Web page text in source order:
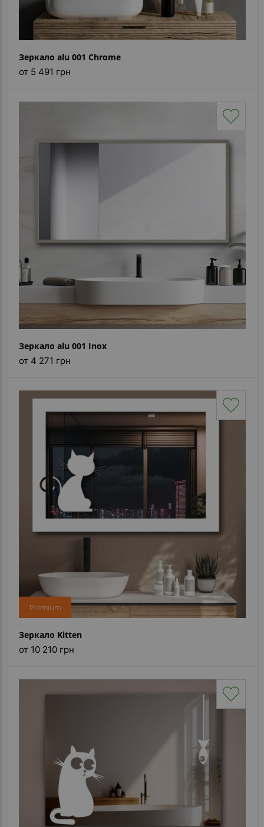
Зеркало alu 001 Chrome
от 5 491 грн
Зеркало alu 001 Inox
от 4 271 грн
Premium
Зеркало Kitten
от 10 210 грн